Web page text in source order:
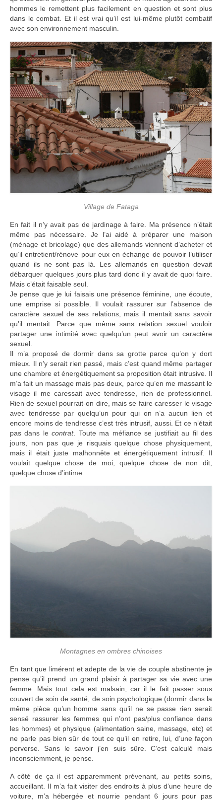
hommes le remettent plus facilement en question et sont plus
dans le combat. Et il est vrai qu’il est lui-même plutôt combatif
avec son environnement masculin.
Village de Fataga
En fait il n’y avait pas de jardinage à faire. Ma présence n’était
même pas nécessaire. Je l’ai aidé à préparer une maison
(ménage et bricolage) que des allemands viennent d’acheter et
qu’il entretient/rénove pour eux en échange de pouvoir l’utiliser
quand ils ne sont pas là. Les allemands en question devait
débarquer quelques jours plus tard donc il y avait de quoi faire.
Mais c’était faisable seul.
Je pense que je lui faisais une présence féminine, une écoute,
une emprise si possible. Il voulait rassurer sur l’absence de
caractère sexuel de ses relations, mais il mentait sans savoir
qu’il mentait. Parce que même sans relation sexuel vouloir
partager une intimité avec quelqu’un peut avoir un caractère
sexuel.
Il m’a proposé de dormir dans sa grotte parce qu’on y dort
mieux. Il n’y serait rien passé, mais c’est quand même partager
une chambre et énergétiquement sa proposition était intrusive. Il
m’a fait un massage mais pas deux, parce qu’en me massant le
visage il me caressait avec tendresse, rien de professionnel.
Rien de sexuel pourrait-on dire, mais se faire caresser le visage
avec tendresse par quelqu’un pour qui on n’a aucun lien et
encore moins de tendresse c’est très intrusif, aussi. Et ce n’était
pas dans lecontrat. Toute ma méfiance se justifiait au fil des
jours, non pas que je risquais quelque chose physiquement,
mais il était juste malhonnête et énergétiquement intrusif. Il
voulait quelque chose de moi, quelque chose de non dit,
quelque chose d’intime.
Montagnes en ombres chinoises
En tant que limérent et adepte de la vie de couple abstinente je
pense qu’il prend un grand plaisir à partager sa vie avec une
femme. Mais tout cela est malsain, car il le fait passer sous
couvert de soin de santé, de soin psychologique (dormir dans la
même pièce qu’un homme sans qu’il ne se passe rien serait
sensé rassurer les femmes qui n’ont pas/plus confiance dans
les hommes) et physique (alimentation saine, massage, etc) et
ne parle pas bien sûr de tout ce qu’il en retire, lui, d’une façon
perverse. Sans le savoir j’en suis sûre. C’est calculé mais
inconsciemment, je pense.
A côté de ça il est apparemment prévenant, au petits soins,
accueillant. Il m’a fait visiter des endroits à plus d’une heure de
voiture, m’a hébergée et nourrie pendant 6 jours pour pas